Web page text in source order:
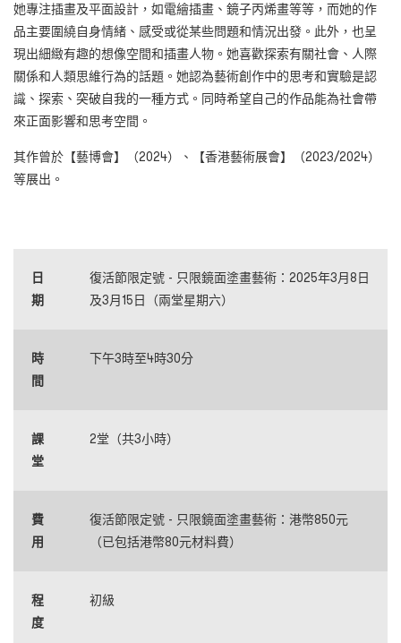
她專注插畫及平面設計，如電繪插畫、鏡子丙烯畫等等，而她的作
品主要圍繞自身情緒、感受或從某些問題和情況出發。此外，也呈
現出細緻有趣的想像空間和插畫人物。她喜歡探索有關社會、人際
關係和人類思維行為的話題。她認為藝術創作中的思考和實驗是認
識、探索、突破自我的一種方式。同時希望自己的作品能為社會帶
來正面影響和思考空間。
其作曾於【藝博會】（2024）、【香港藝術展會】（2023/2024）
等展出。
日
期
復活節限定號 - 只限鏡面塗畫藝術：2025年3月8日
及3月15日（兩堂星期六）
時
間
下午3時至4時30分
課
堂
2堂（共3小時）
費
用
復活節限定號 - 只限鏡面塗畫藝術：港幣850元
（已包括港幣80元材料費）
程
度
初級